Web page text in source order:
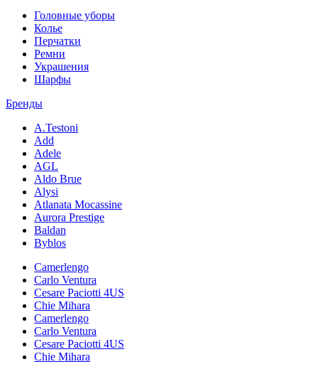
Головные уборы
Колье
Перчатки
Ремни
Украшения
Шарфы
Бренды
A.Testoni
Add
Adele
AGL
Aldo Brue
Alysi
Atlanata Mocassine
Aurora Prestige
Baldan
Byblos
Camerlengo
Carlo Ventura
Cesare Paciotti 4US
Chie Mihara
Camerlengo
Carlo Ventura
Cesare Paciotti 4US
Chie Mihara